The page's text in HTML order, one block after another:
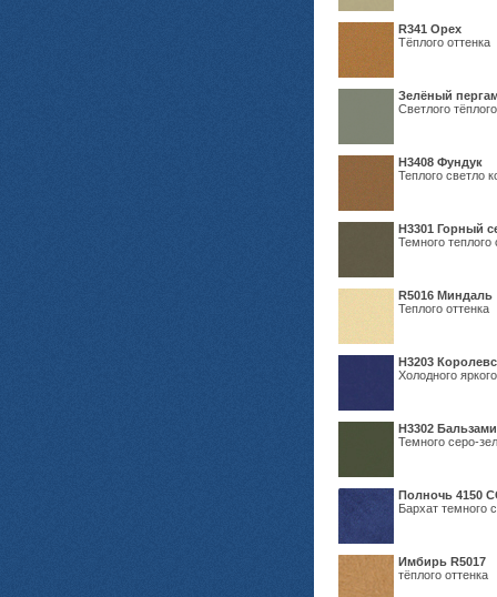
R341 Орех
Тёплого оттенка
Зелёный
Светлого
Н3408 Фундук
Теплого светло
Н3301 Горный
Темного теплого
R5016 Миндаль
Теплого оттенка
Н3203
Холодного
Н3302
Темного серо-
Полночь 4150
Бархат темного
Имбирь R5017
тёплого оттенка